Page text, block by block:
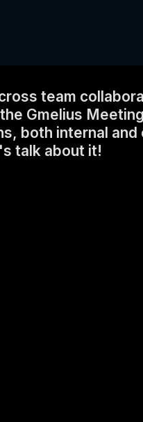
team
Gmelius
both internal
talk about it!